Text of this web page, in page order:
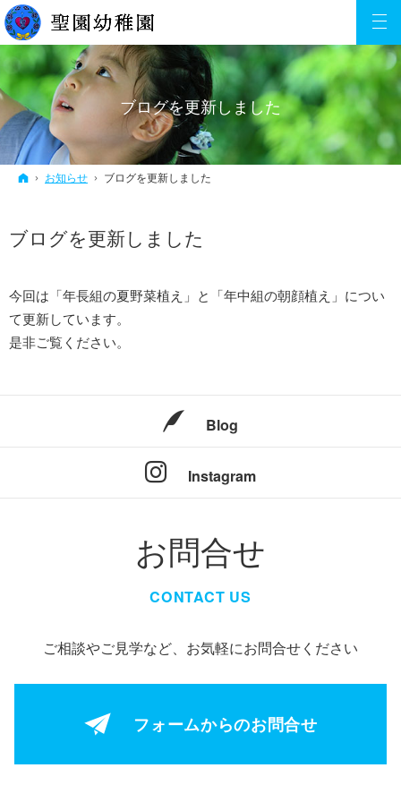
ブログを更新しました
ホーム
お知らせ ブログを更新しました
ブログを更新しました
今回は「年長組の夏野菜植え」と「年中組の朝顔植え」につい
て更新しています。
是非ご覧ください。
Blog
Instagram
お問合せ
CONTACT US
ご相談やご見学など、お気軽にお問合せください
フォームからのお問合せ